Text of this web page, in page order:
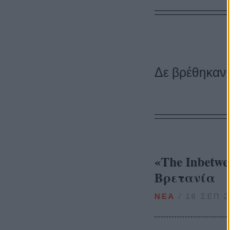
Δε βρέθηκαν
«The
Βρετανία
ΝΕΑ 18 ΣΕΠ 2011